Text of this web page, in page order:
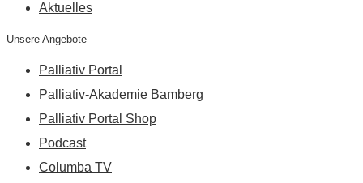
Aktuelles
Unsere Angebote
Palliativ Portal
Palliativ-Akademie Bamberg
Palliativ Portal Shop
Podcast
Columba TV